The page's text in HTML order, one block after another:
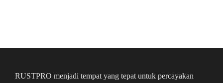
RUSTPRO menjadi tempat yang tepat untuk percayakan